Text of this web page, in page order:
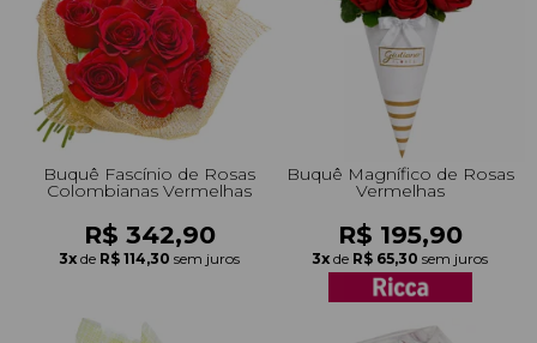
Buquê Fascínio de Rosas
Colombianas Vermelhas
R$ 342,90
3x de R$ 114,30 sem juros
Buquê Magnífico de Rosas
Vermelhas
R$ 195,90
3x de R$ 65,30 sem juros